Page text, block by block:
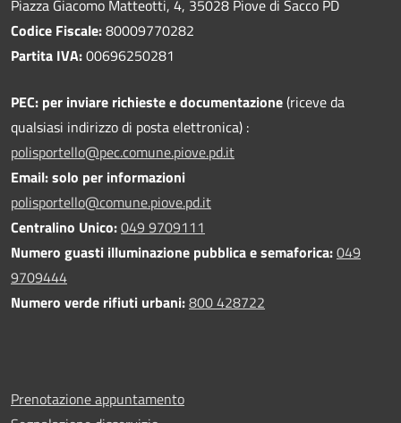
Piazza Giacomo Matteotti, 4, 35028 Piove di Sacco PD
Codice Fiscale:80009770282
Partita IVA:00696250281
PEC: per inviare richieste e documentazione(riceve da
qualsiasi indirizzo di posta elettronica) :
polisportello@pec.comune.piove.pd.it
Email: solo per informazioni
polisportello@comune.piove.pd.it
Centralino Unico:049 9709111
Numero guasti illuminazione pubblica e semaforica:049
9709444
Numero verde rifiuti urbani:800 428722
Prenotazione appuntamento